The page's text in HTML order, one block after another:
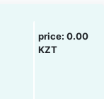
price:0.00
KZT